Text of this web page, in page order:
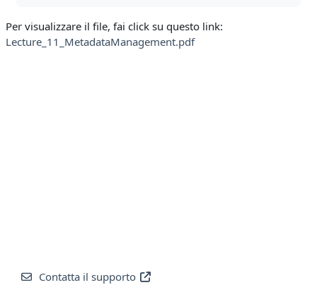
Per visualizzare il file, fai click su questo link:
Lecture_11_MetadataManagement.pdf
Contatta il supporto